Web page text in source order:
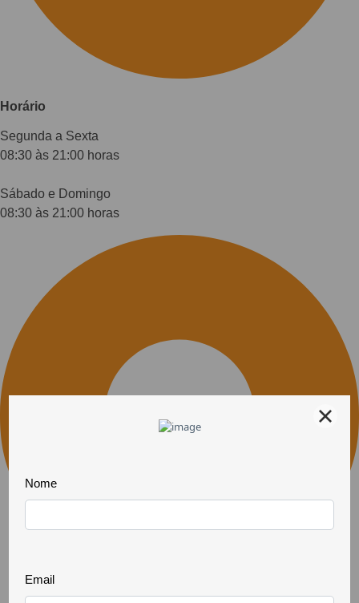
Horário
Segunda a Sexta
08:30 às 21:00 horas
Sábado e Domingo
08:30 às 21:00 horas